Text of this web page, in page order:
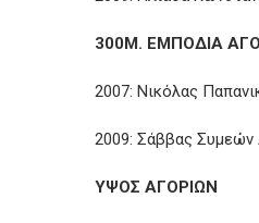
300Μ. ΕΜΠΟΔΙΑ
2007: Νικόλας
2009: Σάββας
ΥΨΟΣ ΑΓΟΡΙΩΝ